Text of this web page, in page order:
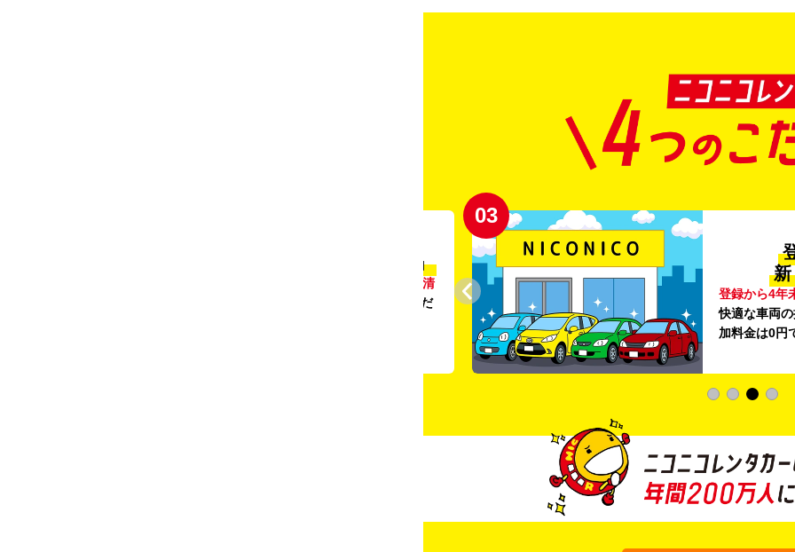
「安心・安全・清潔」
車内外の清
を徹底。安心感と清潔感を感じていただ
03
新
登録から4年
快適な車両
加料金は0円